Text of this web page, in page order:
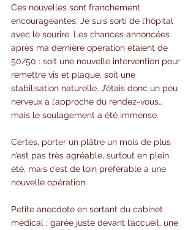
Ces nouvelles sont franchement
encourageantes. Je suis sorti de l’hôpital
avec le sourire. Les chances annoncées
après ma dernière opération étaient de
50/50 : soit une nouvelle intervention pour
remettre vis et plaque, soit une
stabilisation naturelle. J’étais donc un peu
nerveux à l’approche du rendez-vous…
mais le soulagement a été immense.
Certes, porter un plâtre un mois de plus
n’est pas très agréable, surtout en plein
été, mais c’est de loin préférable à une
nouvelle opération.
Petite anecdote en sortant du cabinet
médical : garée juste devant l’accueil, une